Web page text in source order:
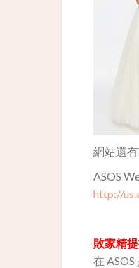
網站還
ASOS
http://
敗家精提
在